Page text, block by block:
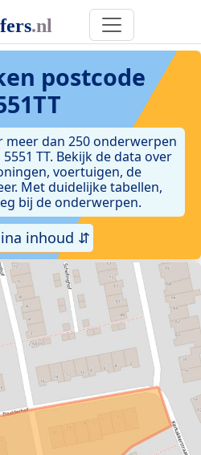
postcode
meer dan 250 onderwerpen
TT. Bekijk de data over
voertuigen, de
Met duidelijke tabellen,
bij de onderwerpen.
inhoud ⇵